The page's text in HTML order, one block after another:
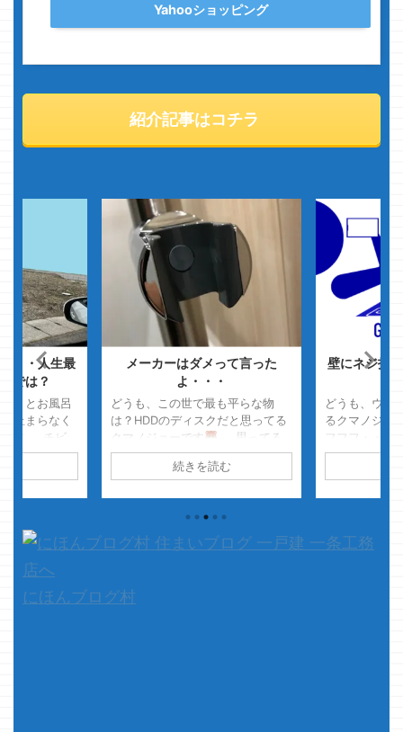
Yahooショッピング
紹介記事はコチラ
・・人生最
では？
）とお風呂
止まらなく
です チビ
ュー（泡で
ー 「おっ、
」 ・・・
マノジョー
ョーの顔面
メーカーはダメって言った
よ・・・
どうも、この世で最も平らな物
は？HDDのディスクだと思ってる
クマノジョーです
思ってる
ってか、体感？
昔壊れたHDD
を解体して通電して動かしたこと
程 驚異的な鏡面っぷりでビックリ
したのを覚えてます
さて、
内容ですので良い子 ...
続きを読む
壁にネジ打
どうも、ウキ
るクマノジ
フフフ・・
いテレビがや
中です ・・
にほんブログ村